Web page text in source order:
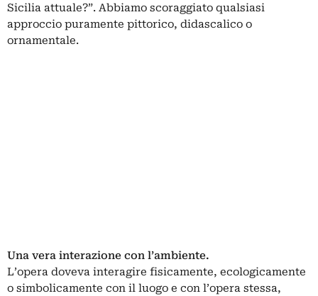
Sicilia attuale?”. Abbiamo scoraggiato qualsiasi
approccio puramente pittorico, didascalico o
ornamentale.
Una vera interazione con l’ambiente.
L’opera doveva interagire fisicamente, ecologicamente
o simbolicamente con il luogo e con l’opera stessa,